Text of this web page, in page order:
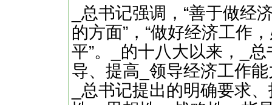
_总书记强调，“善于做
的方面”，“做好经济工作
平”。_的十八大以来，_
导、提高_领导经济工作
_总书记提出的明确要求